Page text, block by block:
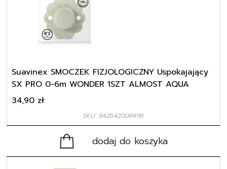
Suavinex SMOCZEK FIZJOLOGICZNY Uspokajający
SX PRO 0-6m WONDER 1SZT ALMOST AQUA
SKU: 8426420084116
34,90 zł
dodaj do koszyka